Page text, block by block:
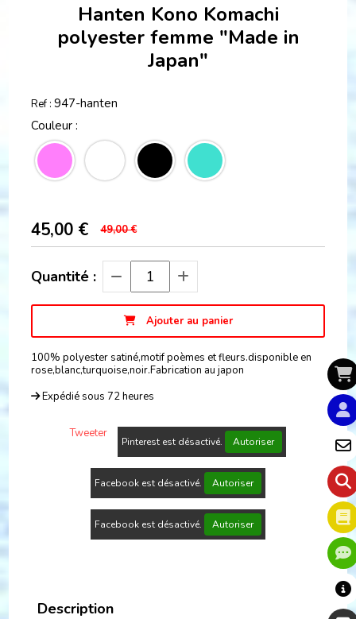
Hanten Kono Komachi
polyester femme "Made in
Japan"
Ref : 947-hanten
Couleur :
45,00 € 49,00 €
Quantité :
Ajouter au panier
100% polyester satiné,motif poèmes et fleurs.disponible en
rose,blanc,turquoise,noir.Fabrication au japon
Expédié sous 72 heures
Tweeter
Pinterest est désactivé. Autoriser
Facebook est désactivé. Autoriser
Facebook est désactivé. Autoriser
Description